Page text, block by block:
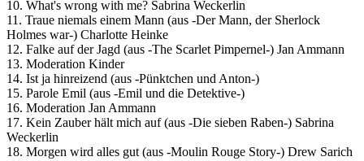
10. What's wrong with me? Sabrina Weckerlin
11. Traue niemals einem Mann (aus -Der Mann, der Sherlock
Holmes war-) Charlotte Heinke
12. Falke auf der Jagd (aus -The Scarlet Pimpernel-) Jan Ammann
13. Moderation Kinder
14. Ist ja hinreizend (aus -Pünktchen und Anton-)
15. Parole Emil (aus -Emil und die Detektive-)
16. Moderation Jan Ammann
17. Kein Zauber hält mich auf (aus -Die sieben Raben-) Sabrina
Weckerlin
18. Morgen wird alles gut (aus -Moulin Rouge Story-) Drew Sarich